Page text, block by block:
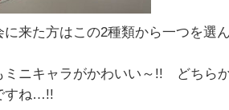
に来た方はこの2種類から一つを選
ミニキャラがかわいい～!! どちら
すね…!!